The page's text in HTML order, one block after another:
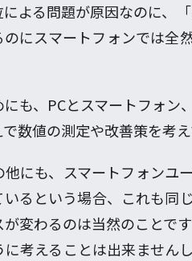
よる問題が原因なのに、
のにスマートフォンでは全
も、PCとスマートフォ
数値の測定や改善策を考え
他にも、スマートフォンユ
るという場合、これも同
変わるのは当然のことで
考えることは出来ません